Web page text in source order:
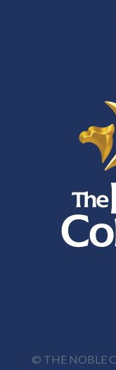
© THE NOBLE